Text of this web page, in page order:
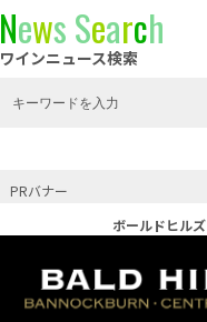
NewsSearch
ワインニュース検索
PRバナー
ボールドヒルズ